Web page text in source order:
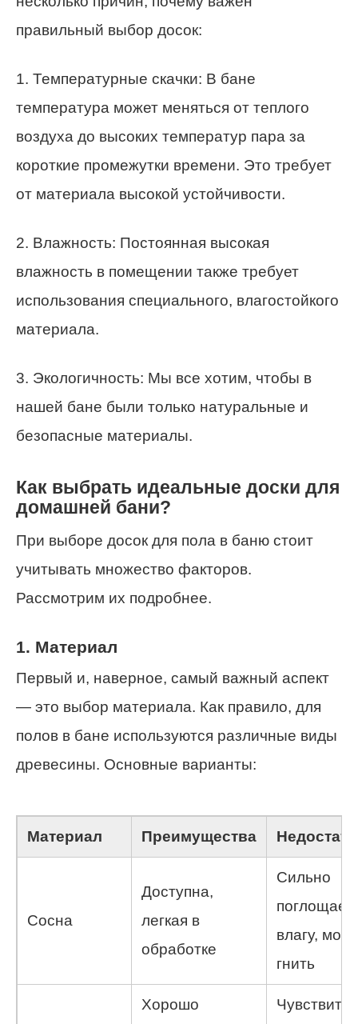
правильный выбор досок:
1. Температурные скачки: В бане
температура может меняться от теплого
воздуха до высоких температур пара за
короткие промежутки времени. Это требует
от материала высокой устойчивости.
2. Влажность: Постоянная высокая
влажность в помещении также требует
использования специального, влагостойкого
материала.
3. Экологичность: Мы все хотим, чтобы в
нашей бане были только натуральные и
безопасные материалы.
Как выбрать идеальные доски для
домашней бани?
При выборе досок для пола в баню стоит
учитывать множество факторов.
Рассмотрим их подробнее.
1. Материал
Первый и, наверное, самый важный аспект
— это выбор материала. Как правило, для
полов в бане используются различные виды
древесины. Основные варианты:
Материал Преимущества
Сосна
Доступна,
легкая в
обработке
Сильно
поглощает
влагу,
гнить
Хорошо